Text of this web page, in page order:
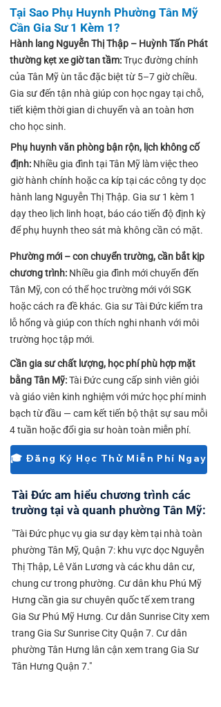
Tại Sao Phụ Huynh Phường Tân Mỹ
Cần Gia Sư 1 Kèm 1?
Hành lang Nguyễn Thị Thập – Huỳnh Tấn Phát
thường kẹt xe giờ tan tầm:Trục đường chính
của Tân Mỹ ùn tắc đặc biệt từ 5–7 giờ chiều.
Gia sư đến tận nhà giúp con học ngay tại chỗ,
tiết kiệm thời gian di chuyển và an toàn hơn
cho học sinh.
Phụ huynh văn phòng bận rộn, lịch không cố
định: Nhiều gia đình tại Tân Mỹ làm việc theo
giờ hành chính hoặc ca kíp tại các công ty dọc
hành lang Nguyễn Thị Thập. Gia sư 1 kèm 1
dạy theo lịch linh hoạt, báo cáo tiến độ định kỳ
để phụ huynh theo sát mà không cần có mặt.
Phường mới – con chuyển trường, cần bắt kịp
chương trình: Nhiều gia đình mới chuyển đến
Tân Mỹ, con có thể học trường mới với SGK
hoặc cách ra đề khác. Gia sư Tài Đức kiểm tra
lỗ hổng và giúp con thích nghi nhanh với môi
trường học tập mới.
Cần gia sư chất lượng, học phí phù hợp mặt
bằng Tân Mỹ:Tài Đức cung cấp sinh viên giỏi
và giáo viên kinh nghiệm với mức học phí minh
bạch từ đầu — cam kết tiến bộ thật sự sau mỗi
4 tuần hoặc đổi gia sư hoàn toàn miễn phí.
🎓 Đăng Ký Học Thử Miễn Phí Ngay
Tài Đức am hiểu chương trình các
trường tại và quanh phường Tân Mỹ:
"Tài Đức phục vụ gia sư dạy kèm tại nhà toàn
phường Tân Mỹ, Quận 7: khu vực dọc Nguyễn
Thị Thập, Lê Văn Lương và các khu dân cư,
chung cư trong phường. Cư dân khu Phú Mỹ
Hưng cần gia sư chuyên quốc tế xem trang
Gia Sư Phú Mỹ Hưng. Cư dân Sunrise City xem
trang Gia Sư Sunrise City Quận 7. Cư dân
phường Tân Hưng lân cận xem trang Gia Sư
Tân Hưng Quận 7."